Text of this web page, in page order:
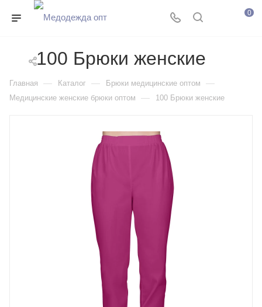
0
100 Брюки женские
Главная — Каталог — Брюки медицинские оптом —
Медицинские женские брюки оптом — 100 Брюки женские